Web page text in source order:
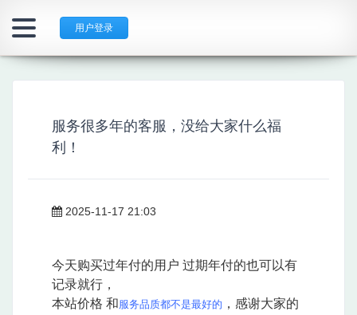
用户登录
服务很多年的客服，没给大家什么福
利！
2025-11-17 21:03
今天购买过年付的用户 过期年付的也可以有
记录就行，
本站价格 和服务品质都不是最好的 ，感谢大家的